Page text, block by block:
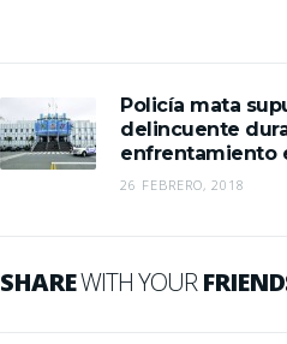
Policía mata
delincuente
enfrentamiento
26 FEBRERO, 2018
SHAREWITH YOUR